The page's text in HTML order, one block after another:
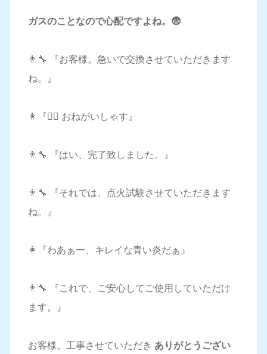
ガスのことなので心配ですよね。😨
👨‍🔧 『お客様。急いで交換させていただきます
ね。』
👩『🙋‍♀️ おねがいしゃす』
👨‍🔧 『はい、完了致しました。』
👨‍🔧 『それでは、点火試験させていただきます
ね。』
👩『わあぁー、キレイな青い炎だぁ』
👨‍🔧 『これで、ご安心してご使用していただけ
ます。』
お客様。工事させていただき ありがとうござい